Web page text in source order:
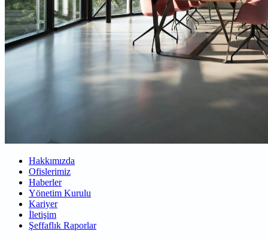
Hakkımızda
Ofislerimiz
Haberler
Yönetim Kurulu
Kariyer
İletişim
Şeffaflık Raporlar